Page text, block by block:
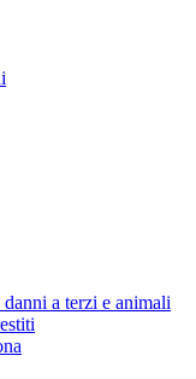
a terzi e animali